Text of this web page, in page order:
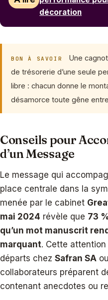
décoration
BON À SAVOIR
Une
de trésorerie d’une seule
libre : chacun donne le
désamorce toute gêne
Conseils pour
d’un Message
Le message qui
place centrale dans la
menée par le cabinet
mai 2024 révèle que 73
qu’un mot manuscrit
marquant. Cette
départs chez Safran SA ou
collaborateurs préparent
contenant anecdotes ou